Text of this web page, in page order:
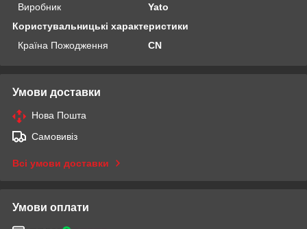
Виробник
Yato
Користувальницькі характеристики
Країна Пожодження
CN
Умови доставки
Нова Пошта
Самовивіз
Всі умови доставки
Умови оплати